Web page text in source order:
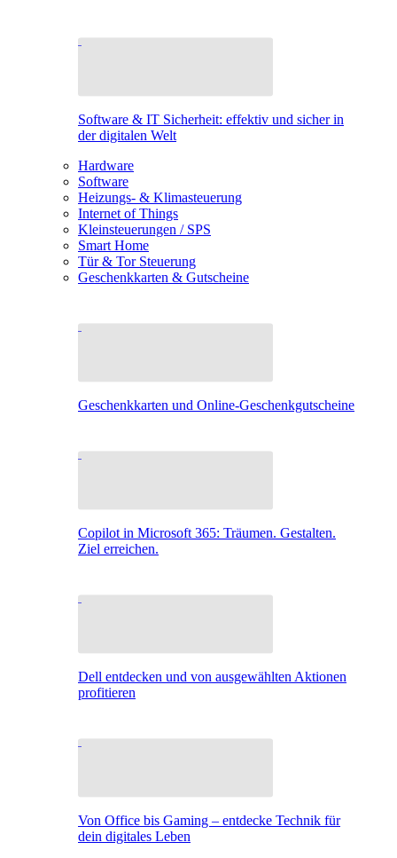
Software & IT Sicherheit: effektiv und sicher in
der digitalen Welt
Hardware
Software
Heizungs- & Klimasteuerung
Internet of Things
Kleinsteuerungen / SPS
Smart Home
Tür & Tor Steuerung
Geschenkkarten & Gutscheine
Geschenkkarten und Online-Geschenkgutscheine
Copilot in Microsoft 365: Träumen. Gestalten.
Ziel erreichen.
Dell entdecken und von ausgewählten Aktionen
profitieren
Von Office bis Gaming – entdecke Technik für
dein digitales Leben